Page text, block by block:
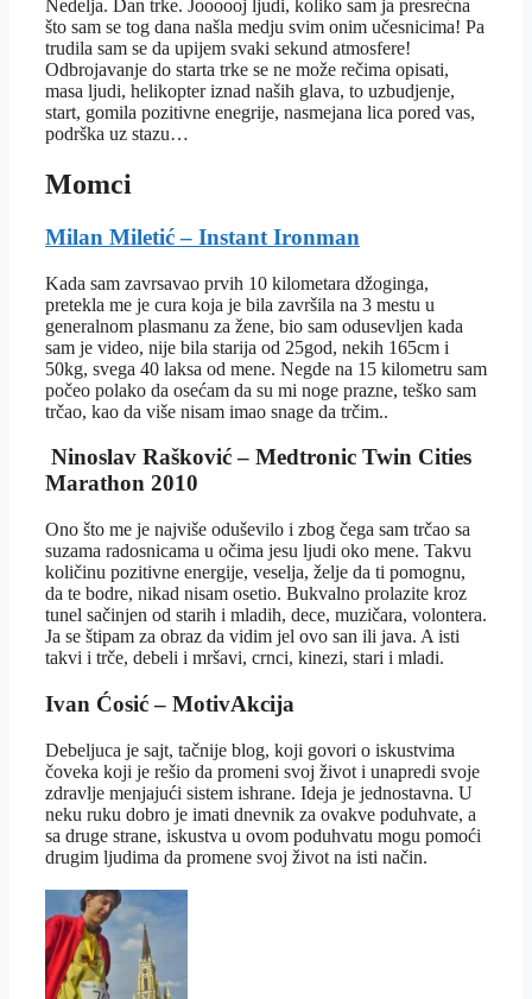
Nedelja. Dan trke. Joooooj ljudi, koliko sam ja presrećna
što sam se tog dana našla medju svim onim učesnicima! Pa
trudila sam se da upijem svaki sekund atmosfere!
Odbrojavanje do starta trke se ne može rečima opisati,
masa ljudi, helikopter iznad naših glava, to uzbudjenje,
start, gomila pozitivne enegrije, nasmejana lica pored vas,
podrška uz stazu…
Momci
Milan Miletić – Instant Ironman
Kada sam zavrsavao prvih 10 kilometara džoginga,
pretekla me je cura koja je bila završila na 3 mestu u
generalnom plasmanu za žene, bio sam odusevljen kada
sam je video, nije bila starija od 25god, nekih 165cm i
50kg, svega 40 laksa od mene. Negde na 15 kilometru sam
počeo polako da osećam da su mi noge prazne, teško sam
trčao, kao da više nisam imao snage da trčim..
Ninoslav Rašković – Medtronic Twin Cities
Marathon 2010
Ono što me je najviše oduševilo i zbog čega sam trčao sa
suzama radosnicama u očima jesu ljudi oko mene. Takvu
količinu pozitivne energije, veselja, želje da ti pomognu,
da te bodre, nikad nisam osetio. Bukvalno prolazite kroz
tunel sačinjen od starih i mladih, dece, muzičara, volontera.
Ja se štipam za obraz da vidim jel ovo san ili java. A isti
takvi i trče, debeli i mršavi, crnci, kinezi, stari i mladi.
Ivan Ćosić – MotivAkcija
Debeljuca je sajt, tačnije blog, koji govori o iskustvima
čoveka koji je rešio da promeni svoj život i unapredi svoje
zdravlje menjajući sistem ishrane. Ideja je jednostavna. U
neku ruku dobro je imati dnevnik za ovakve poduhvate, a
sa druge strane, iskustva u ovom poduhvatu mogu pomoći
drugim ljudima da promene svoj život na isti način.